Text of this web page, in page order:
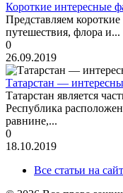
Короткие интересные
Представляем
путешествия, флора и...
0
26.09.2019
Татарстан —
Татарстан является
Республика
равнине,...
0
18.10.2019
Все статьи на